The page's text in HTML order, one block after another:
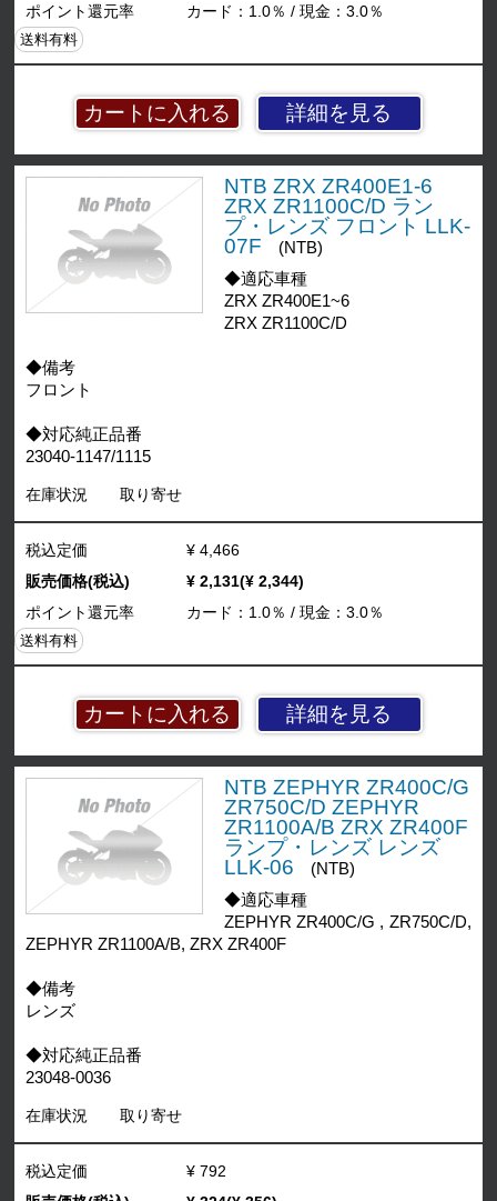
詳細を見る
ポイント還元率
カード：1.0％ / 現金：3.0％
送料有料
NTB ZRX ZR400E1-6
ZRX ZR1100C/D ラン
プ・レンズ フロント LLK-
07F
(NTB)
◆適応車種
ZRX ZR400E1~6
ZRX ZR1100C/D
◆備考
フロント
◆対応純正品番
23040-1147/1115
在庫状況 取り寄せ
詳細を見る
税込定価
¥ 4,466
販売価格(税込)
¥ 2,131(¥ 2,344)
ポイント還元率
カード：1.0％ / 現金：3.0％
送料有料
NTB ZEPHYR ZR400C/G
ZR750C/D ZEPHYR
ZR1100A/B ZRX ZR400F
ランプ・レンズ レンズ
LLK-06
(NTB)
◆適応車種
ZEPHYR ZR400C/G , ZR750C/D,
ZEPHYR ZR1100A/B, ZRX ZR400F
◆備考
レンズ
◆対応純正品番
23048-0036
在庫状況 取り寄せ
税込定価
¥ 792